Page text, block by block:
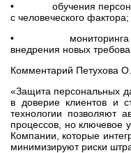
• обучения персонала
с человеческого фактора;
• мониторинга
внедрения новых
Комментарий Петухова
«Защита персональных
в доверие клиентов и
технологии позволяют
процессов, но ключевое
Компании, которые
минимизируют риски